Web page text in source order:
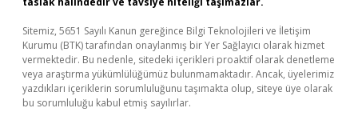
Sitemiz, 5651 Sayılı Kanun gereğince Bilgi Teknolojileri ve İletişim
Kurumu (BTK) tarafından onaylanmış bir Yer Sağlayıcı olarak hizmet
vermektedir. Bu nedenle, sitedeki içerikleri proaktif olarak denetleme
veya araştırma yükümlülüğümüz bulunmamaktadır. Ancak, üyelerimiz
yazdıkları içeriklerin sorumluluğunu taşımakta olup, siteye üye olarak
bu sorumluluğu kabul etmiş sayılırlar.